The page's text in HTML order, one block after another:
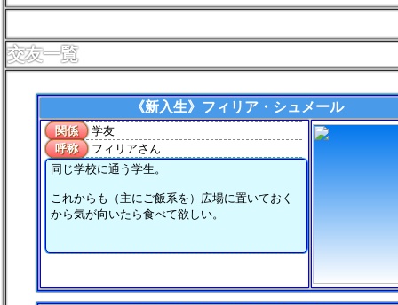
交友一覧
《新入生》 フィリア・シュメール
関係
学友
呼称
フィリアさん
同じ学校に通う学生。
これからも（主にご飯系を）広場に置いておく
から気が向いたら食べて欲しい。